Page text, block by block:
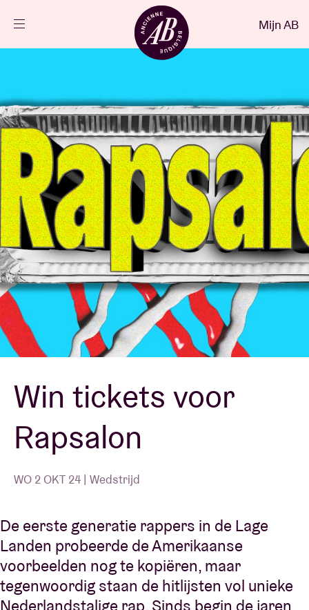
Projecten
Nieuws
Bezoekersinfo
AB ❤ you
Zaalhuur
BRDCST
ABtv
Concertcheque
Over AB
Contact
Mijn AB
Win tickets voor
Rapsalon
WO 2 OKT 24 | Wedstrijd
De eerste generatie rappers in de Lage
Landen probeerde de Amerikaanse
voorbeelden nog te kopiëren, maar
tegenwoordig staan de hitlijsten vol unieke
Nederlandstalige rap. Sinds begin de jaren